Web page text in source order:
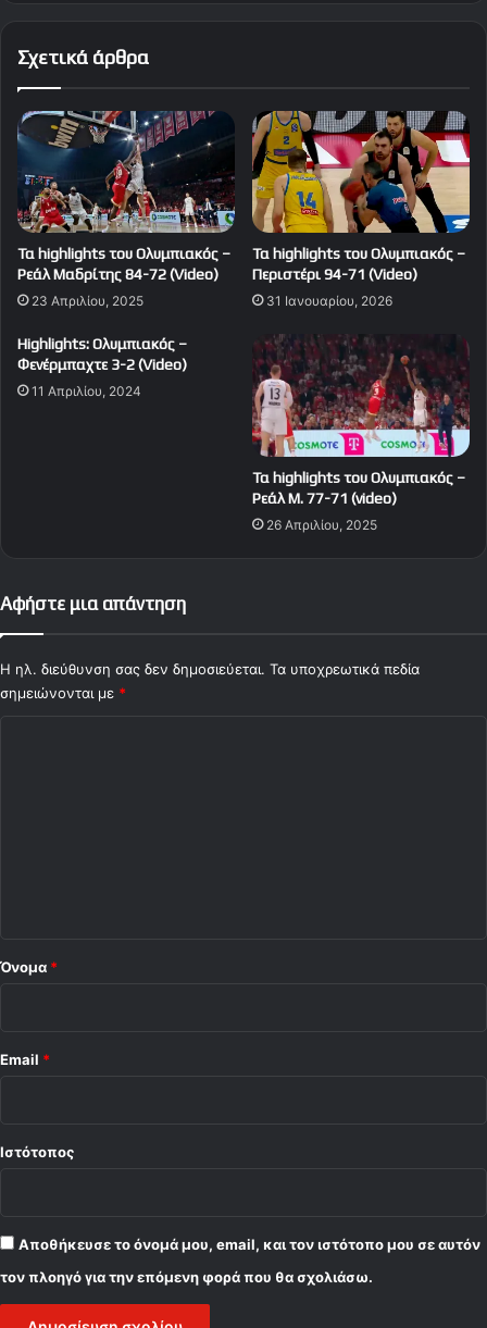
Σχετικά άρθρα
Τα highlights του Ολυμπιακός –
Ρεάλ Μαδρίτης 84-72 (Video)
23 Απριλίου, 2025
Τα highlights του Ολυμπιακός –
Περιστέρι 94-71 (Video)
31 Ιανουαρίου, 2026
Highlights: Ολυμπιακός –
Φενέρμπαχτε 3-2 (Video)
11 Απριλίου, 2024
Τα highlights του Ολυμπιακός –
Ρεάλ Μ. 77-71 (video)
26 Απριλίου, 2025
Αφήστε μια απάντηση
Η ηλ. διεύθυνση σας δεν δημοσιεύεται. Τα υποχρεωτικά πεδία
σημειώνονται με *
Όνομα *
Email *
Ιστότοπος
Αποθήκευσε το όνομά μου, email, και τον ιστότοπο μου σε αυτόν
τον πλοηγό για την επόμενη φορά που θα σχολιάσω.